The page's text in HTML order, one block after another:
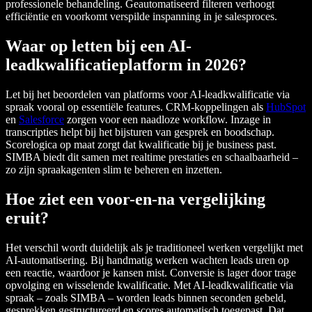
professionele behandeling. Geautomatiseerd filteren verhoogt
efficiëntie en voorkomt verspilde inspanning in je salesproces.
Waar op letten bij een AI-
leadkwalificatieplatform in 2026?
Let bij het beoordelen van platforms voor AI-leadkwalificatie via
spraak vooral op essentiële features. CRM-koppelingen als HubSpot
en Salesforce zorgen voor een naadloze workflow. Inzage in
transcripties helpt bij het bijsturen van gesprek en boodschap.
Scorelogica op maat zorgt dat kwalificatie bij je business past.
SIMBA biedt dit samen met realtime prestaties en schaalbaarheid –
zo zijn spraakagenten slim te beheren en inzetten.
Hoe ziet een voor-en-na vergelijking
eruit?
Het verschil wordt duidelijk als je traditioneel werken vergelijkt met
AI-automatisering. Bij handmatig werken wachten leads uren op
een reactie, waardoor je kansen mist. Conversie is lager door trage
opvolging en wisselende kwalificatie. Met AI-leadkwalificatie via
spraak – zoals SIMBA – worden leads binnen seconden gebeld,